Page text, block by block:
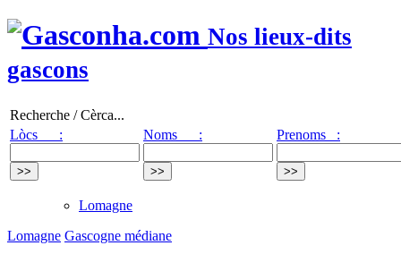
Nos lieux-dits
gascons
Recherche / Cèrca...
Lòcs :
Noms : Prenoms :
Lomagne
Lomagne Gascogne médiane